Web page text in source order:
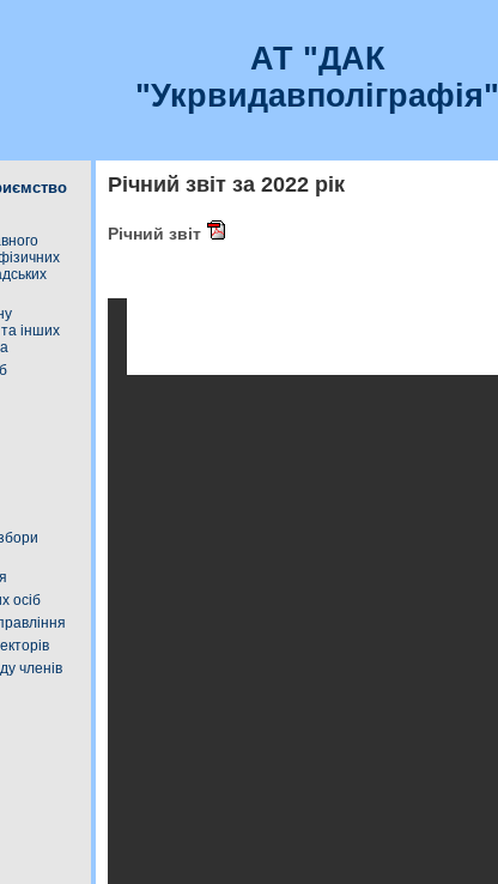
АТ "ДАК
"Укрвидавполіграфія"
інших
осіб
членів
Річний звіт за 2022 рік
Річний звіт